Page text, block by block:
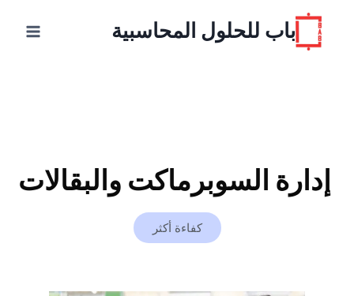
باب للحلول المحاسبية
إدارة السوبرماكت والبقالات
كفاءة أكثر